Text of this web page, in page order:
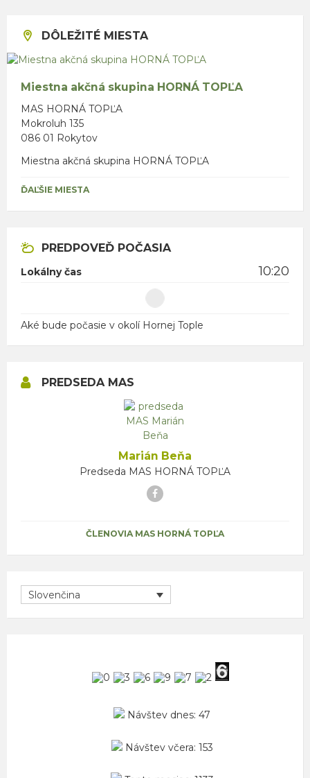
DÔLEŽITÉ MIESTA
Miestna akčná skupina HORNÁ TOPĽA
MAS HORNÁ TOPĽA
Mokroluh 135
086 01 Rokytov
Miestna akčná skupina HORNÁ TOPĽA
ĎAĽŠIE MIESTA
PREDPOVEĎ POČASIA
Lokálny čas 10:20
Aké bude počasie v okolí Hornej Tople
PREDSEDA MAS
Marián Beňa
Predseda MAS HORNÁ TOPĽA
Facebook
ČLENOVIA MAS HORNÁ TOPĽA
Slovenčina
Návštev dnes: 47
Návštev včera: 153